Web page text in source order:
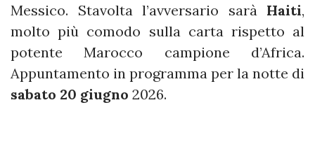
Messico. Stavolta l’avversario sarà Haiti,
molto più comodo sulla carta rispetto al
potente Marocco campione d’Africa.
Appuntamento in programma per la notte di
sabato 20 giugno 2026.